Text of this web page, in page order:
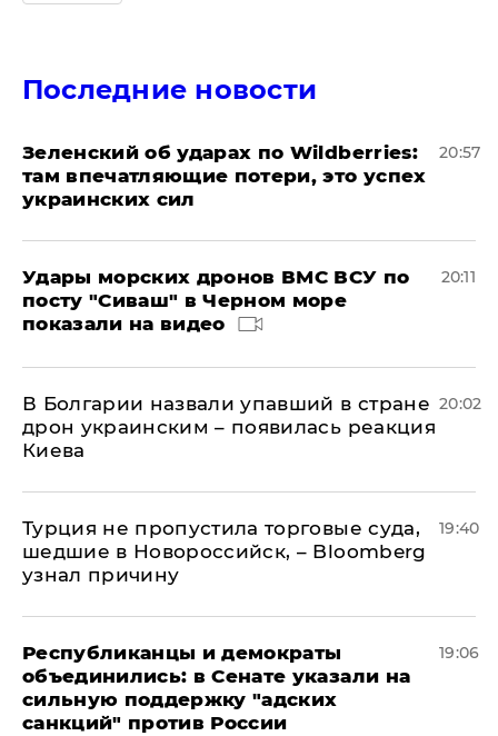
Последние новости
Зеленский об ударах по Wildberries:
там впечатляющие потери, это успех
украинских сил
20:57
Удары морских дронов ВМС ВСУ по
посту "Сиваш" в Черном море
показали на видео
20:11
В Болгарии назвали упавший в стране
дрон украинским – появилась реакция
Киева
20:02
Турция не пропустила торговые суда,
шедшие в Новороссийск, – Bloomberg
узнал причину
19:40
Республиканцы и демократы
объединились: в Сенате указали на
сильную поддержку "адских
санкций" против России
19:06